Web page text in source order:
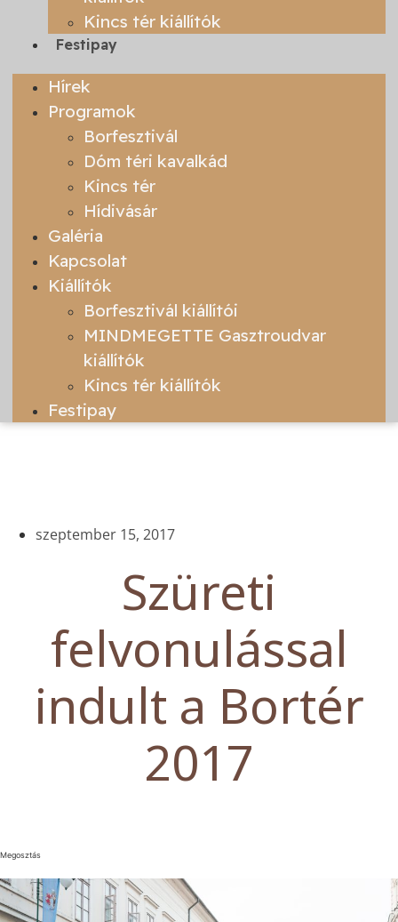
Kincs tér kiállítók
Festipay
Hírek
Programok
Borfesztivál
Dóm téri kavalkád
Kincs tér
Hídivásár
Galéria
Kapcsolat
Kiállítók
Borfesztivál kiállítói
MINDMEGETTE Gasztroudvar
kiállítók
Kincs tér kiállítók
Festipay
szeptember 15, 2017
Szüreti
felvonulással
indult a Bortér
2017
Megosztás